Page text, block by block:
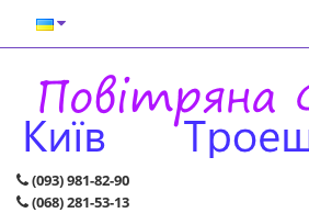
(093) 981-82-90
(068) 281-53-13